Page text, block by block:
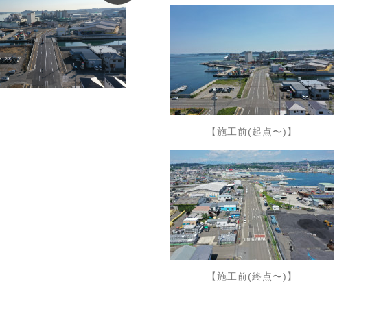
【施工前(起点〜)】
【施工前(終点〜)】